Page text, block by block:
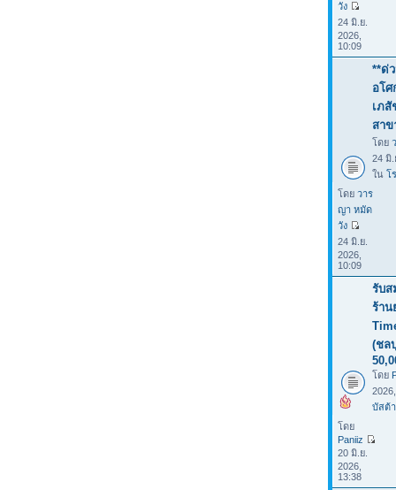
วัง
24 มิ.ย.
2026,
10:09
**ด่
อโ
เภสั
สาข
โดย
24 มิ.
ใน โ
โดย วาร
ญา หมัด
วัง
24 มิ.ย.
2026,
10:09
รับส
ร้าน
(ชล
โดย
บัสต้า
โดย
Paniiz
20 มิ.ย.
2026,
13:38